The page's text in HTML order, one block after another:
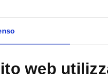
web